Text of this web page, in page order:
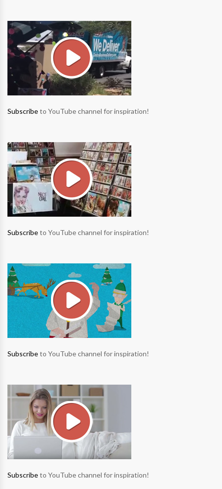
Subscribeto YouTube channel for inspiration!
Subscribeto YouTube channel for inspiration!
Subscribeto YouTube channel for inspiration!
Subscribeto YouTube channel for inspiration!